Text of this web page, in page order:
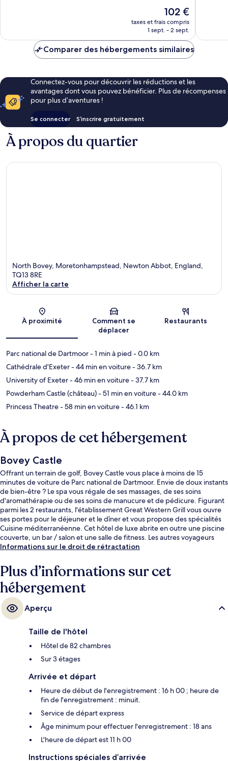
Le
nouveau
prix
de
102 €
taxes et frais compris
1 sept. - 2 sept.
Comparer des hébergements similaires
Connectez-vous pour découvrir les réductions et les
avantages dont vous pouvez bénéficier. Plus de récompenses
pour plus d’aventures !
Se connecter S’inscrire gratuitement
À propos du quartier
North Bovey, Moretonhampstead, Newton Abbot, England,
TQ13 8RE
Afficher la carte
À proximité
Comment se
déplacer
Restaurants
Parc national de Dartmoor- 1 min à pied - 0.0 km
Cathédrale d'Exeter- 44 min en voiture- 36.7 km
University of Exeter- 46 min en voiture- 37.7 km
Powderham Castle (château)- 51 min en voiture- 44.0 km
Princess Theatre- 58 min en voiture- 46.1 km
À propos de cet hébergement
Bovey Castle
Offrant un terrain de golf, Bovey Castle vous place à moins de 15
minutes de voiture de Parc national de Dartmoor. Envie de doux instants
de bien-être ? Le spa vous régale de ses massages, de ses soins
d'aromathérapie ou de ses soins de manucure et de pédicure. Figurant
parmi les 2 restaurants, l'établissement Great Western Grill vous ouvre
ses portes pour le déjeuner et le dîner et vous propose des spécialités
Cuisine méditerranéenne. Cet hôtel de luxe abrite en outre une piscine
couverte, un bar / salon et une salle de fitness. Les autres voyageurs
adorent le personnel attentionné.
Informations sur le droit de rétractation
Plus d’informations sur cet
hébergement
Aperçu
Taille de l'hôtel
Hôtel de 82 chambres
Sur 3 étages
Arrivée et départ
Heure de début de l'enregistrement : 16 h 00 ; heure de
fin de l'enregistrement : minuit.
Service de départ express
Âge minimum pour effectuer l'enregistrement : 18 ans
L'heure de départ est 11 h 00
Instructions spéciales d’arrivée